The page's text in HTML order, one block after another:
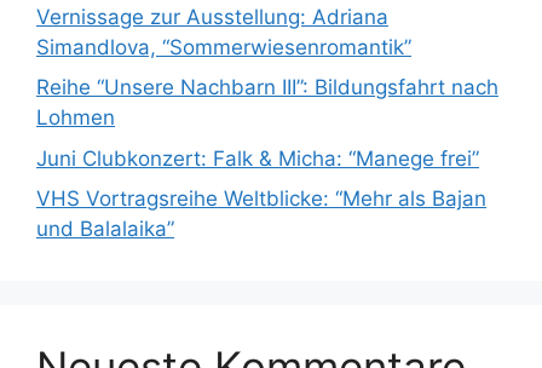
Vernissage zur Ausstellung: Adriana
Simandlova, “Sommerwiesenromantik”
Reihe “Unsere Nachbarn III”: Bildungsfahrt nach
Lohmen
Juni Clubkonzert: Falk & Micha: “Manege frei”
VHS Vortragsreihe Weltblicke: “Mehr als Bajan
und Balalaika”